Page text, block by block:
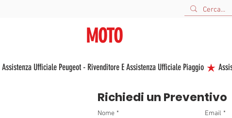
MOTO
Assistenza Ufficiale Peugeot - Rivenditore E Assistenza Ufficiale Piaggio
Richiedi un Preventivo
Nome * Email *